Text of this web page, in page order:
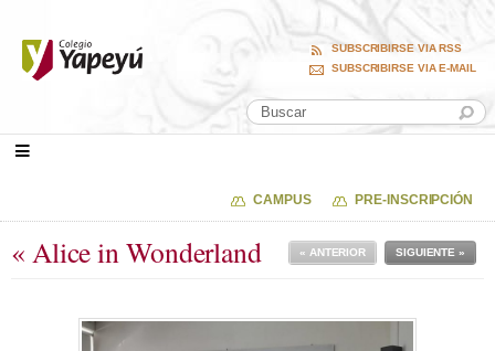
SUBSCRIBIRSE VIA RSS
SUBSCRIBIRSE VIA E-MAIL
CAMPUS PRE-INSCRIPCIÓN
« Alice in Wonderland SIGUIENTE »
« ANTERIOR